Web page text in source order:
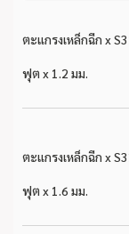
ตะแกรงเหล็กฉีก x
ฟุต x 1.2 มม.
ตะแกรงเหล็กฉีก x
ฟุต x 1.6 มม.